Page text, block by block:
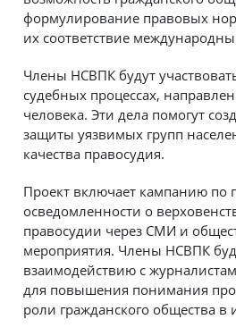
формулирование правовых
их соответствие
Члены НСВПК будут
судебных процессах,
человека. Эти дела помогут
защиты уязвимых групп
качества правосудия.
Проект включает кампанию
осведомленности о
правосудии через СМИ и
мероприятия. Члены НСВПК
взаимодействию с
для повышения понимания
роли гражданского общества в